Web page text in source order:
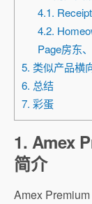
4.1.
4.2.
Page房东
5. 类似产品横
6. 总结
7. 彩蛋
1. Amex
简介
Amex